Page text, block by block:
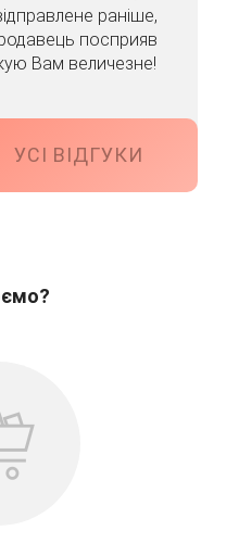
раніше,
посприяв
Вам величезне!
УСІ ВІДГУКИ